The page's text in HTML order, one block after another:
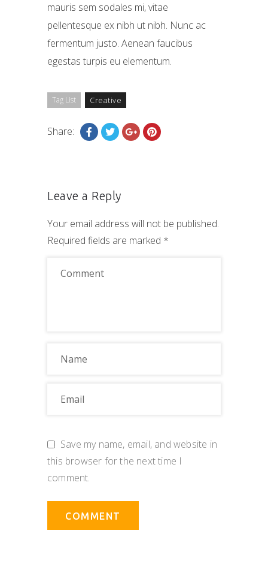
mauris sem sodales mi, vitae
pellentesque ex nibh ut nibh. Nunc ac
fermentum justo. Aenean faucibus
egestas turpis eu elementum.
Tag List Creative
Share:
Leave a Reply
Your email address will not be published.
Required fields are marked *
Save my name, email, and website in
this browser for the next time I
comment.